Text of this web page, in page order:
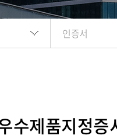
인증서
수제품지정증